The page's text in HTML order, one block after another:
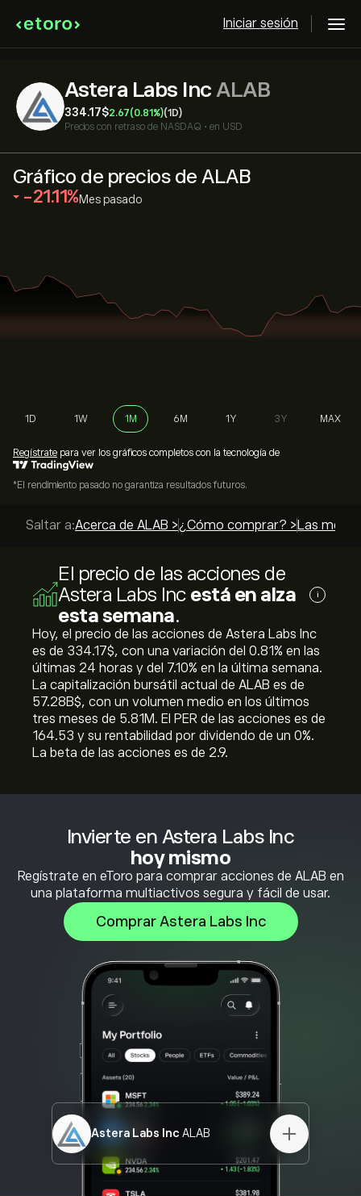
Iniciar sesión
Astera Labs Inc ALAB
334.17‎$‎2.67(0.81%)(1D)
Precios con retraso de NASDAQ • en USD
Invierte en Astera Labs Inc
hoy mismo
Regístrate en eToro para comprar acciones de ALAB en
una plataforma multiactivos segura y fácil de usar.
Comprar Astera Labs Inc
Astera Labs Inc ALAB
Gráfico de precios de ALAB
‎-21.11‎ Mes pasado
1D 1W 1M 6M 1Y 3Y MAX
Regístrate para ver los gráficos completos con la tecnología de
*El rendimiento pasado no garantiza resultados futuros.
Saltar a:Acerca de ALAB >¿Cómo comprar? > Las
El precio de las acciones de
Astera Labs Inc está en alza
esta semana.
i
Hoy, el precio de las acciones de Astera Labs Inc
es de 334.17‎$‎, con una variación del ‎0.81‎% en las
últimas 24 horas y del ‎7.10‎% en la última semana.
La capitalización bursátil actual de ALAB es de
57.28B‎$‎, con un volumen medio en los últimos
tres meses de 5.81M. El PER de las acciones es de
164.53 y su rentabilidad por dividendo de un 0%.
La beta de las acciones es de 2.9.